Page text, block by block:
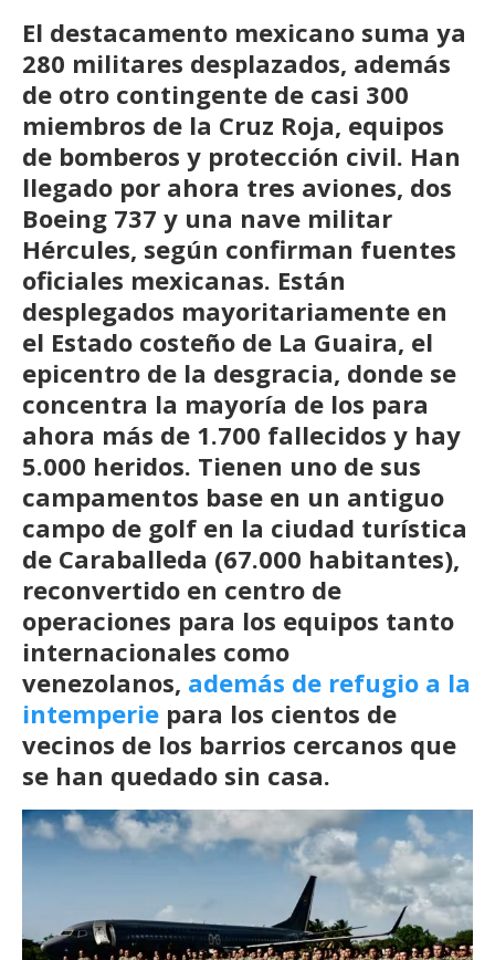
El destacamento mexicano suma ya
280 militares desplazados, además
de otro contingente de casi 300
miembros de la Cruz Roja, equipos
de bomberos y protección civil. Han
llegado por ahora tres aviones, dos
Boeing 737 y una nave militar
Hércules, según confirman fuentes
oficiales mexicanas. Están
desplegados mayoritariamente en
el Estado costeño de La Guaira, el
epicentro de la desgracia, donde se
concentra la mayoría de los para
ahora más de 1.700 fallecidos y hay
5.000 heridos. Tienen uno de sus
campamentos base en un antiguo
campo de golf en la ciudad turística
de Caraballeda (67.000 habitantes),
reconvertido en centro de
operaciones para los equipos tanto
internacionales como
venezolanos, además de refugio a la
intemperie para los cientos de
vecinos de los barrios cercanos que
se han quedado sin casa.